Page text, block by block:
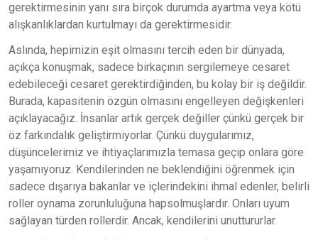
gerektirmesinin yanı sıra birçok durumda ayartma veya kötü
alışkanlıklardan kurtulmayı da gerektirmesidir.
Aslında, hepimizin eşit olmasını tercih eden bir dünyada,
açıkça konuşmak, sadece birkaçının sergilemeye cesaret
edebileceği cesaret gerektirdiğinden, bu kolay bir iş değildir.
Burada, kapasitenin özgün olmasını engelleyen değişkenleri
açıklayacağız. İnsanlar artık gerçek değiller çünkü gerçek bir
öz farkındalık geliştirmiyorlar. Çünkü duygularımız,
düşüncelerimiz ve ihtiyaçlarımızla temasa geçip onlara göre
yaşamıyoruz. Kendilerinden ne beklendiğini öğrenmek için
sadece dışarıya bakanlar ve içlerindekini ihmal edenler, belirli
roller oynama zorunluluğuna hapsolmuşlardır. Onları uyum
sağlayan türden rollerdir. Ancak, kendilerini unuttururlar.